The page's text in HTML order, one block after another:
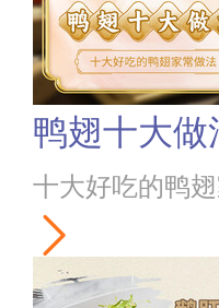
鸭翅十大做
十大好吃的鸭